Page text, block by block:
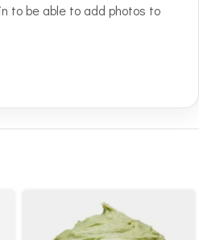
to be able to add photos to